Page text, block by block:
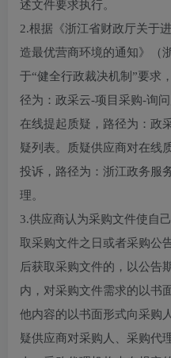
述文件要求执行。
2.根据《浙江省财政厅关于
造最优营商环境的通知》（
于“健全行政裁决机制”要求
径为：政采云-项目采购-询
在线提起质疑，路径为：政
疑列表。质疑供应商对在线
投诉，路径为：浙江政务服
理。
3.供应商认为采购文件使自
取采购文件之日或者采购公
后获取采购文件的，以公告
内，对采购文件需求的以书
他内容的以书面形式向采购
疑供应商对采购人、采购代